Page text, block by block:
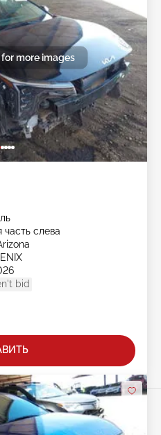
more images
часть слева
bid